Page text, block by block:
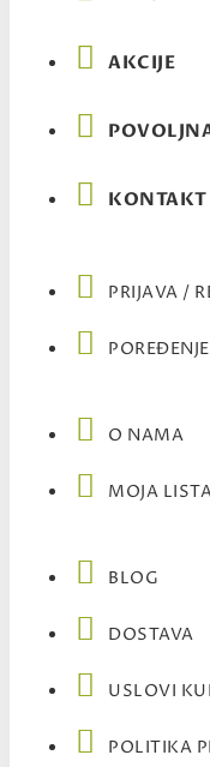
AKCIJE
KONTAKT
PRIJAVA /
O NAMA
MOJA
BLOG
DOSTAVA
USLOVI
POLITIKA